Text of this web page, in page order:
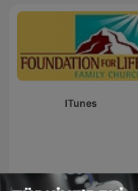
ITunes